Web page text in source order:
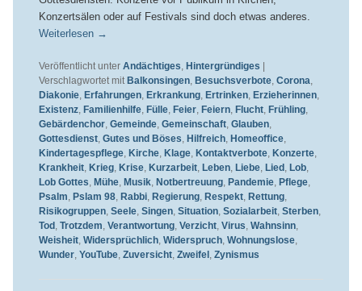
Konzertsälen oder auf Festivals sind doch etwas anderes.
Weiterlesen →
Veröffentlicht unter Andächtiges, Hintergründiges |
Verschlagwortet mit Balkonsingen, Besuchsverbote, Corona,
Diakonie, Erfahrungen, Erkrankung, Ertrinken, Erzieherinnen,
Existenz, Familienhilfe, Fülle, Feier, Feiern, Flucht, Frühling,
Gebärdenchor, Gemeinde, Gemeinschaft, Glauben,
Gottesdienst, Gutes und Böses, Hilfreich, Homeoffice,
Kindertagespflege, Kirche, Klage, Kontaktverbote, Konzerte,
Krankheit, Krieg, Krise, Kurzarbeit, Leben, Liebe, Lied, Lob,
Lob Gottes, Mühe, Musik, Notbertreuung, Pandemie, Pflege,
Psalm, Pslam 98, Rabbi, Regierung, Respekt, Rettung,
Risikogruppen, Seele, Singen, Situation, Sozialarbeit, Sterben,
Tod, Trotzdem, Verantwortung, Verzicht, Virus, Wahnsinn,
Weisheit, Widersprüchlich, Widerspruch, Wohnungslose,
Wunder, YouTube, Zuversicht, Zweifel, Zynismus